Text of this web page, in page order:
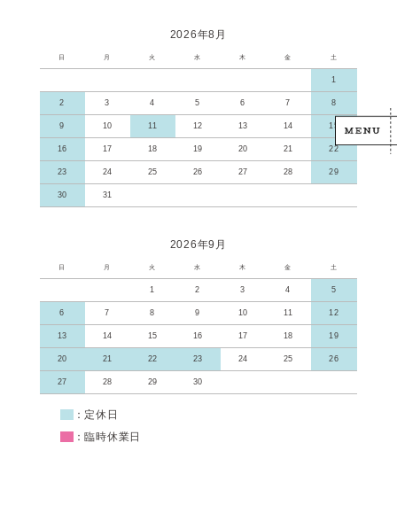
2026年8月
日 月 火 水 木 金 土
1
2 3 4 5 6 7 8
9 10 11 12 13 14 15
16 17 18 19 20 21 22
23 24 25 26 27 28 29
30 31
2026年9月
日 月 火 水 木 金 土
1 2 3 4 5
6 7 8 9 10 11 12
13 14 15 16 17 18 19
20 21 22 23 24 25 26
27 28 29 30
：定休日
：臨時休業日